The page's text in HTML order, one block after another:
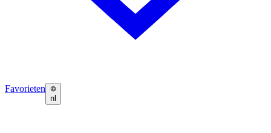
Favorieten
nl